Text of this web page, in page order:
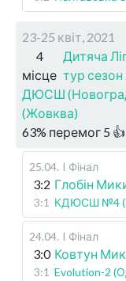
23-25 квіт, 2021
4
місце
Дитяча
тур сезон
ДЮСШ
(Жовква)
63% перемог 5
25.04. I Фінал
3:2 Глобін
3:1 КДЮСШ №4
24.04. I Фінал
3:0 Ковтун
3:1 Evolution-2